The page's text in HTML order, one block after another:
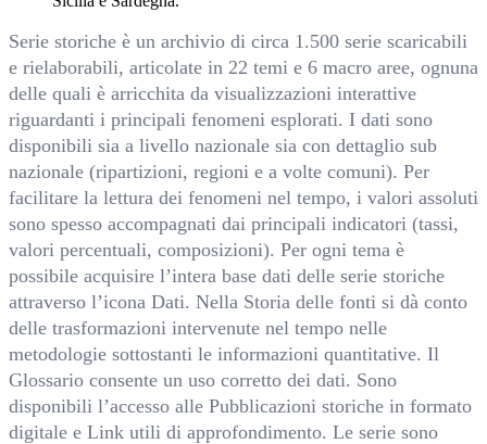
Serie storiche è un archivio di circa 1.500 serie scaricabili
e rielaborabili, articolate in 22 temi e 6 macro aree, ognuna
delle quali è arricchita da visualizzazioni interattive
riguardanti i principali fenomeni esplorati. I dati sono
disponibili sia a livello nazionale sia con dettaglio sub
nazionale (ripartizioni, regioni e a volte comuni). Per
facilitare la lettura dei fenomeni nel tempo, i valori assoluti
sono spesso accompagnati dai principali indicatori (tassi,
valori percentuali, composizioni). Per ogni tema è
possibile acquisire l’intera base dati delle serie storiche
attraverso l’icona Dati. Nella Storia delle fonti si dà conto
delle trasformazioni intervenute nel tempo nelle
metodologie sottostanti le informazioni quantitative. Il
Glossario consente un uso corretto dei dati. Sono
disponibili l’accesso alle Pubblicazioni storiche in formato
digitale e Link utili di approfondimento. Le serie sono